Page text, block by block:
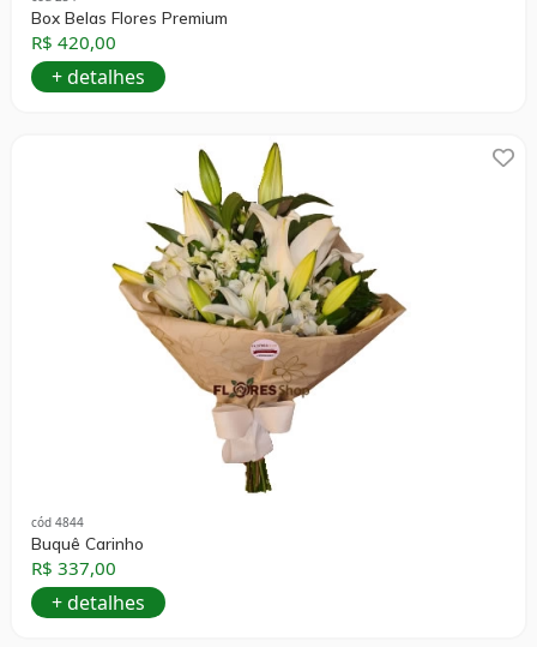
Box Belas Flores Premium
R$ 420,00
+ detalhes
cód 4844
Buquê Carinho
R$ 337,00
+ detalhes